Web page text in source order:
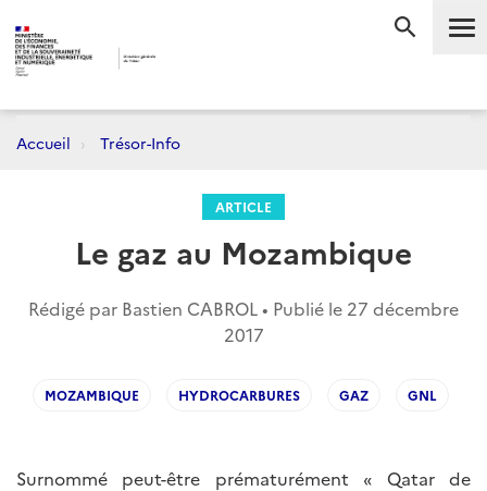
Accueil Trésor-Info
ARTICLE
Le gaz au Mozambique
Rédigé par Bastien CABROL • Publié le 27 décembre
2017
MOZAMBIQUE HYDROCARBURES GAZ GNL
Surnommé peut-être prématurément « Qatar de